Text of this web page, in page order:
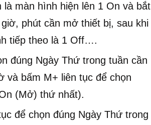
màn hình hiện lên 1 On và bắt
phút cần mở thiết bị, sau khi
tiếp theo là 1 Off….
đúng Ngày Thứ trong tuần cần
và bấm M+ liên tục để chọn
(Mở) thứ nhất).
để chọn đúng Ngày Thứ trong